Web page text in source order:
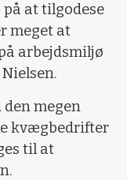
at tilgodese
meget at
arbejdsmiljø
den megen
kvægbedrifter
til at